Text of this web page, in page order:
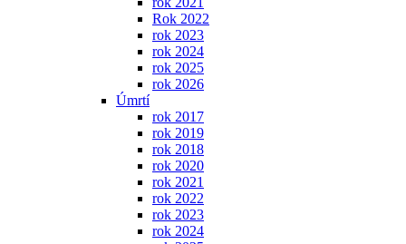
Rok 2022
rok 2023
rok 2024
rok 2025
rok 2026
Úmrtí
rok 2017
rok 2019
rok 2018
rok 2020
rok 2021
rok 2022
rok 2023
rok 2024